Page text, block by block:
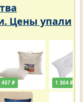
Цены упали
457 ₽ 1 304 ₽